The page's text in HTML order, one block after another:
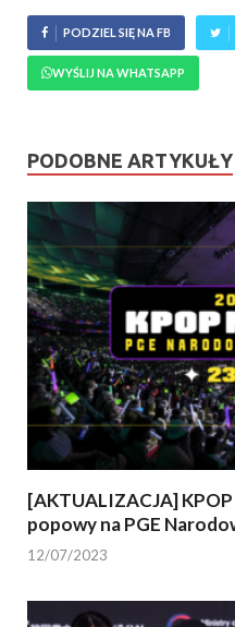
PODZIEL SIĘ NA FB
WYŚLIJ NA WHATSAPP
PODOBNE ARTYKUŁY
[AKTUALIZACJA]
popowy na PGE
12/07/2023